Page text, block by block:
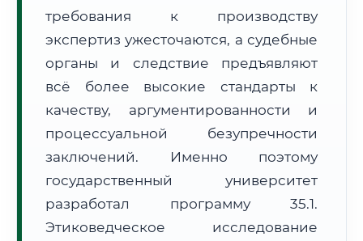
Формат учебы:
Дистанционно
🗺️ Зона обслуживания: г. Фергана
Расчет логистики оригиналов:
• Маршрут транзита:
• Экспресс-доставка СДЭК / Почтой: 3–5 рабочих дней
требования к производству
экспертиз ужесточаются, а судебные
органы и следствие предъявляют
всё более высокие стандарты к
качеству, аргументированности и
процессуальной безупречности
заключений. Именно поэтому
государственный университет
разработал программу 35.1.
Этиковедческое исследование